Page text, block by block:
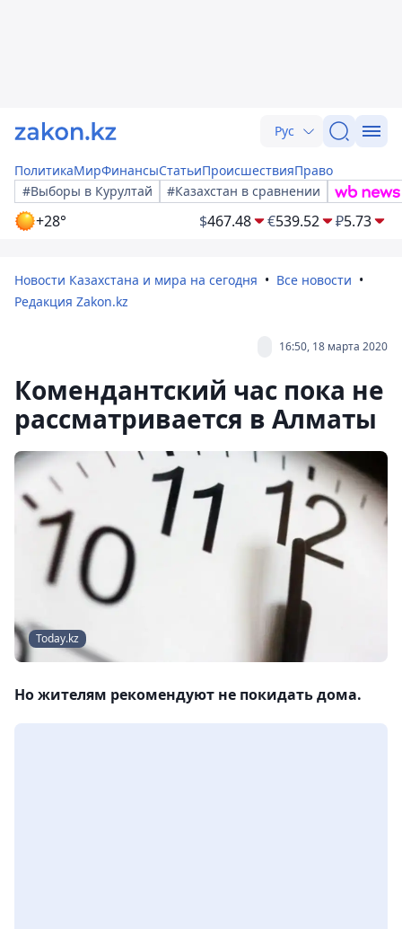
Рус
ПолитикаМирФинансыСтатьиПроисшествияПраво
#Выборы в Курултай
#Казахстан в сравнении
+28° $467.48 €539.52 ₽5.73
Новости Казахстана и мира на сегодня
Все новости
Редакция Zakon.kz
16:50, 18 марта 2020
Комендантский час пока не
рассматривается в Алматы
Today.kz
Но жителям рекомендуют не покидать дома.